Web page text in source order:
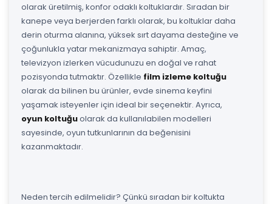
olarak üretilmiş, konfor odaklı koltuklardır. Sıradan bir
kanepe veya berjerden farklı olarak, bu koltuklar daha
derin oturma alanına, yüksek sırt dayama desteğine ve
çoğunlukla yatar mekanizmaya sahiptir. Amaç,
televizyon izlerken vücudunuzu en doğal ve rahat
pozisyonda tutmaktır. Özellikle film izleme koltuğu
olarak da bilinen bu ürünler, evde sinema keyfini
yaşamak isteyenler için ideal bir seçenektir. Ayrıca,
oyun koltuğuolarak da kullanılabilen modelleri
sayesinde, oyun tutkunlarının da beğenisini
kazanmaktadır.
Neden tercih edilmelidir? Çünkü sıradan bir koltukta